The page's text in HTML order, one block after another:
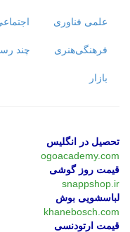
علمی فناوری
فرهنگی‌هنری چند
بازار
تحصیل در انگلیس
ogoacademy.com
قیمت روز گوشی
snappshop.ir
لباسشویی بوش
khanebosch.com
قیمت ارتودنسی